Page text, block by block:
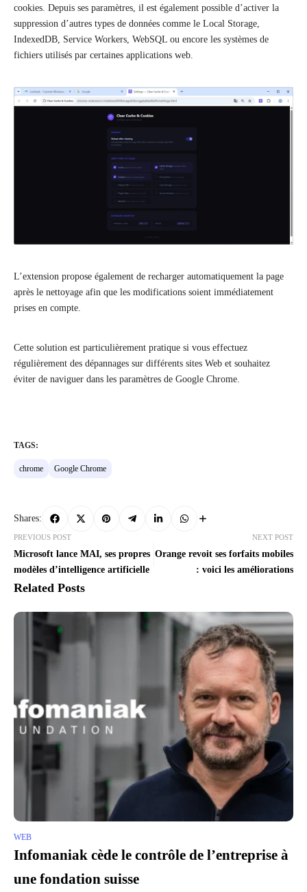
cookies. Depuis ses paramètres, il est également possible d’activer la
suppression d’autres types de données comme le Local Storage,
IndexedDB, Service Workers, WebSQL ou encore les systèmes de
fichiers utilisés par certaines applications web.
L’extension propose également de recharger automatiquement la page
après le nettoyage afin que les modifications soient immédiatement
prises en compte.
Cette solution est particulièrement pratique si vous effectuez
régulièrement des dépannages sur différents sites Web et souhaitez
éviter de naviguer dans les paramètres de Google Chrome.
TAGS:
chrome Google Chrome
Shares:
PREVIOUS POST
Microsoft lance MAI, ses propres
modèles d’intelligence artificielle
NEXT POST
Orange revoit ses forfaits mobiles
: voici les améliorations
Related Posts
WEB
Infomaniak cède le contrôle de l’entreprise à
une fondation suisse